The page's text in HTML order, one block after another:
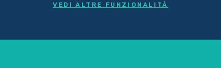
VEDI ALTRE FUNZIONALITÀ